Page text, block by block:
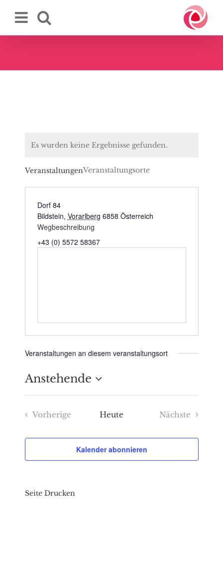
Inhalt
Es wurden keine Ergebnisse gefunden.
VeranstaltungenVeranstaltungsorte
Dorf 84
Bildstein, Vorarlberg 6858 Österreich
Wegbeschreibung
+43 (0) 5572 58367
Veranstaltungen an diesem veranstaltungsort
Anstehende
Datum
wählen.
Vorherige
Heute
Nächste
Kalender abonnieren
Seite Drucken